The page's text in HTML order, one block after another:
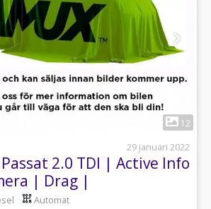
12
29 januari 2022
2.0 TDI | Active Info
| Drag |
Automat